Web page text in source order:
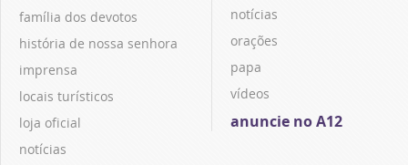
família dos devotos
história de nossa senhora
imprensa
locais turísticos
loja oficial
notícias
notícias
orações
papa
vídeos
anuncie no A12